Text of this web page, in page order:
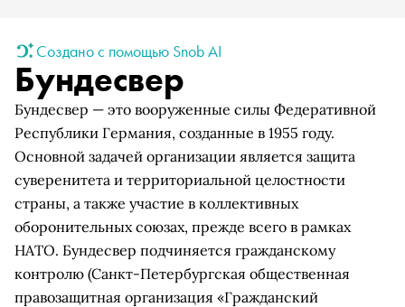
Создано с помощью Snob AI
Бундесвер
Бундесвер — это вооруженные силы Федеративной
Республики Германия, созданные в 1955 году.
Основной задачей организации является защита
суверенитета и территориальной целостности
страны, а также участие в коллективных
оборонительных союзах, прежде всего в рамках
НАТО. Бундесвер подчиняется гражданскому
контролю (Санкт-Петербургская общественная
правозащитная организация «Гражданский